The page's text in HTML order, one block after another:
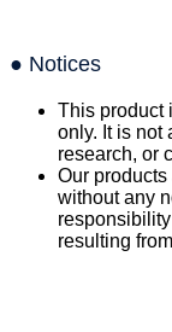
● Notices
This product
only. It is not
research, or
Our
without any
resulting